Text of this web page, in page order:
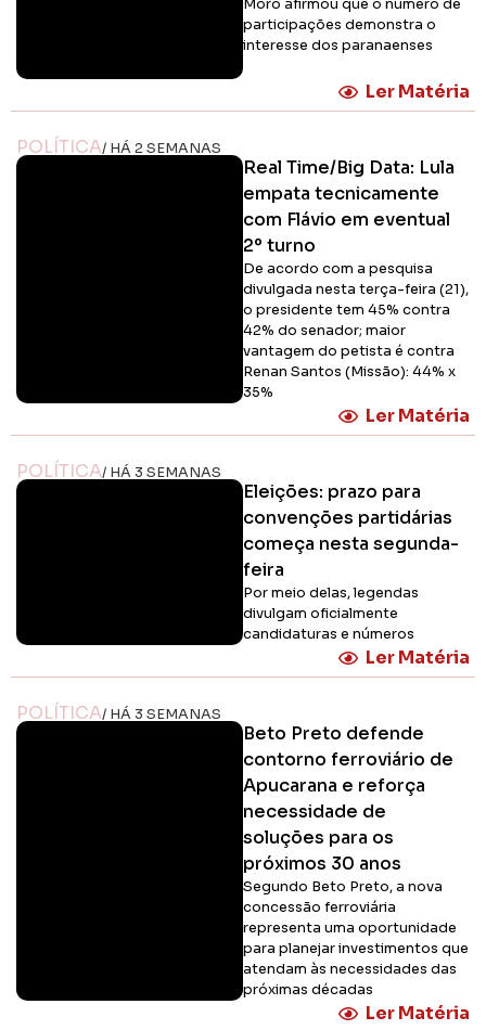
Moro afirmou que o número de
participações demonstra o
interesse dos paranaenses
Ler Matéria
POLÍTICA/ HÁ 2 SEMANAS
Real Time/Big Data: Lula
empata tecnicamente
com Flávio em eventual
2º turno
De acordo com a pesquisa
divulgada nesta terça-feira (21),
o presidente tem 45% contra
42% do senador; maior
vantagem do petista é contra
Renan Santos (Missão): 44% x
35%
Ler Matéria
POLÍTICA/ HÁ 3 SEMANAS
Eleições: prazo para
convenções partidárias
começa nesta segunda-
feira
Por meio delas, legendas
divulgam oficialmente
candidaturas e números
Ler Matéria
POLÍTICA/ HÁ 3 SEMANAS
Beto Preto defende
contorno ferroviário de
Apucarana e reforça
necessidade de
soluções para os
próximos 30 anos
Segundo Beto Preto, a nova
concessão ferroviária
representa uma oportunidade
para planejar investimentos que
atendam às necessidades das
próximas décadas
Ler Matéria